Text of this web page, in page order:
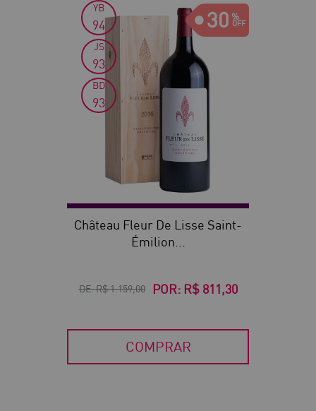
30
YB
94
JS
93
BD
93
Château Fleur De Lisse Saint-
Émilion...
DE:R$ 1.159,00 POR: R$ 811,30
COMPRAR